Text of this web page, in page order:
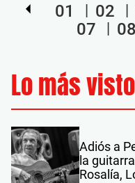
01 02
07
08
Lo más visto
Adiós a
la
Rosalía,